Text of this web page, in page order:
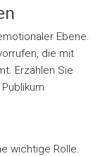
Ebene.
die mit
Erzählen Sie
wichtige Rolle.